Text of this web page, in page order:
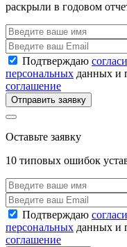
раскрыли в годовом
Подтверждаю
персональных данных и
соглашение
Отправить заявку
Оставьте заявку
10 типовых ошибок
Подтверждаю
персональных данных и
соглашение